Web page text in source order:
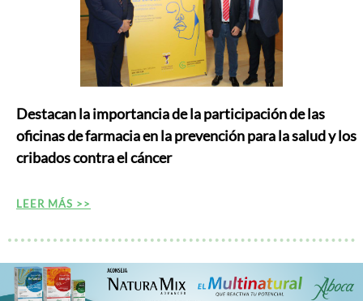
Destacan la importancia de la participación de las
oficinas de farmacia en la prevención para la salud y los
cribados contra el cáncer
LEER MÁS >>